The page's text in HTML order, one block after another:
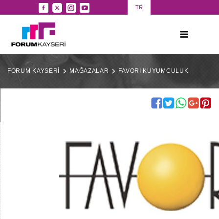
TR
FORUM KAYSERİ MAĞAZALAR FAVORI KUYUMCULUK